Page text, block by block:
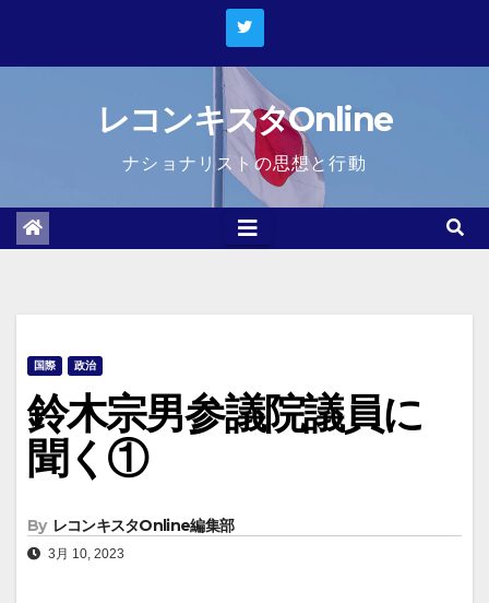
レコンキスタOnline
ナショナリストの思想と行動
国際 政治
鈴木宗男参議院議員に
聞く①
By レコンキスタOnline編集部
3月 10, 2023